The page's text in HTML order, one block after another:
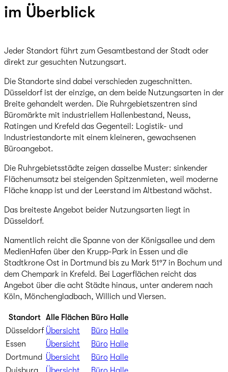
im Überblick
Jeder Standort führt zum Gesamtbestand der Stadt oder
direkt zur gesuchten Nutzungsart.
Die Standorte sind dabei verschieden zugeschnitten.
Düsseldorf ist der einzige, an dem beide Nutzungsarten in der
Breite gehandelt werden. Die Ruhrgebietszentren sind
Büromärkte mit industriellem Hallenbestand, Neuss,
Ratingen und Krefeld das Gegenteil: Logistik- und
Industriestandorte mit einem kleineren, gewachsenen
Büroangebot.
Die Ruhrgebietsstädte zeigen dasselbe Muster: sinkender
Flächenumsatz bei steigenden Spitzenmieten, weil moderne
Fläche knapp ist und der Leerstand im Altbestand wächst.
Das breiteste Angebot beider Nutzungsarten liegt in
Düsseldorf.
Namentlich reicht die Spanne von der Königsallee und dem
MedienHafen über den Krupp-Park in Essen und die
Stadtkrone Ost in Dortmund bis zu Mark 51°7 in Bochum und
dem Chempark in Krefeld. Bei Lagerflächen reicht das
Angebot über die acht Städte hinaus, unter anderem nach
Köln, Mönchengladbach, Willich und Viersen.
Standort Alle Flächen Büro Halle
Düsseldorf Übersicht Büro Halle
Essen
Übersicht Büro Halle
Dortmund Übersicht Büro Halle